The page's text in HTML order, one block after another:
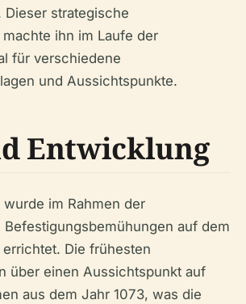
Dieser strategische
ihn im Laufe der
für verschiedene
und Aussichtspunkte.
Entwicklung
im Rahmen der
Befestigungsbemühungen auf dem
Die frühesten
über einen Aussichtspunkt auf
aus dem Jahr 1073, was die